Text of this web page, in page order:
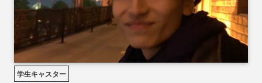
学生キャスター